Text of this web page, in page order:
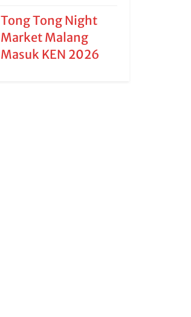
Tong Tong Night
Market Malang
Masuk KEN 2026